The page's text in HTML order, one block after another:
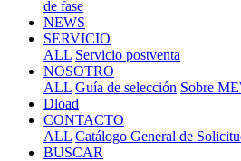
de fase
NEWS
SERVICIO
ALL Servicio postventa
NOSOTRO
ALL Guía de selección Sobre
Dload
CONTACTO
ALL Catálogo General de
BUSCAR